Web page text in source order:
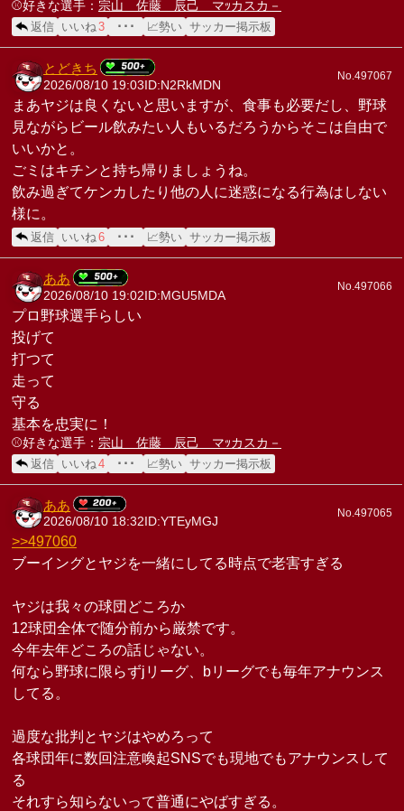
⚾️好きな選手： 宗山 佐藤 辰己 マｯカスカ－
返信 いいね 3 ･･･ 📈勢い サッカー掲示板
とどきち
2026/08/10 19:03ID:N2RkMDN
No.497067
まあヤジは良くないと思いますが、食事も必要だし、野球
見ながらビール飲みたい人もいるだろうからそこは自由で
いいかと。
ごミはキチンと持ち帰りましょうね。
飲み過ぎてケンカしたり他の人に迷惑になる行為はしない
様に。
返信 いいね 6 ･･･ 📈勢い サッカー掲示板
ああ
2026/08/10 19:02ID:MGU5MDA
No.497066
プロ野球選手らしい
投げて
打つて
走って
守る
基本を忠実に！
⚾️好きな選手： 宗山 佐藤 辰己 マｯカスカ－
返信 いいね 4 ･･･ 📈勢い サッカー掲示板
ああ
2026/08/10 18:32 ID:YTEyMGJ
No.497065
>>497060
ブーイングとヤジを一緒にしてる時点で老害すぎる
ヤジは我々の球団どころか
12球団全体で随分前から厳禁です。
今年去年どころの話じゃない。
何なら野球に限らずjリーグ、bリーグでも毎年アナウンス
してる。
過度な批判とヤジはやめろって
各球団年に数回注意喚起SNSでも現地でもアナウンスして
る
それすら知らないって普通にやばすぎる。